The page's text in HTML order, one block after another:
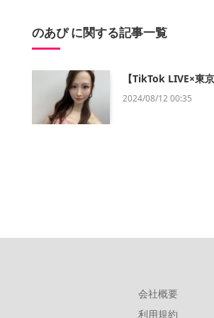
のあぴ に関する記事一覧
【TikTok LIVE×東
2024/08/12 00:35
会社概要
利用規約